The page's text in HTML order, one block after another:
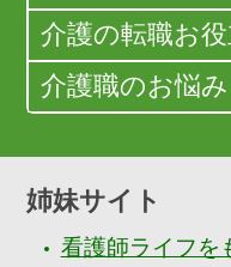
介護の転職お役
介護職のお悩み
姉妹サイト
看護師ライフを